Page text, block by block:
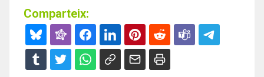
Comparteix: